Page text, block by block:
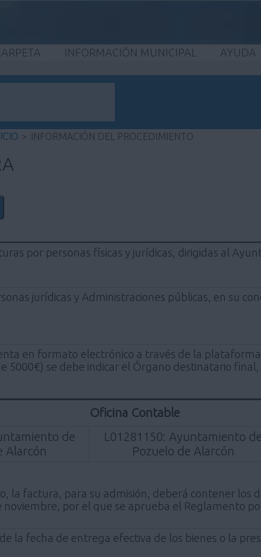
INFORMACIÓN MUNICIPAL AYUDA
> INFORMACIÓN DEL PROCEDIMIENTO
por personas físicas y jurídicas, dirigidas al
jurídicas y Administraciones públicas, en su
en formato electrónico a través de la
5000€) se debe indicar el Órgano destinatario
Oficina Contable
de
Alarcón
L01281150: Ayuntamiento de
Pozuelo de Alarcón
la factura, para su admisión, deberá contener los
noviembre, por el que se aprueba el Reglamento
la fecha de entrega efectiva de los bienes o la